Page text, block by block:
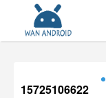
15725106622